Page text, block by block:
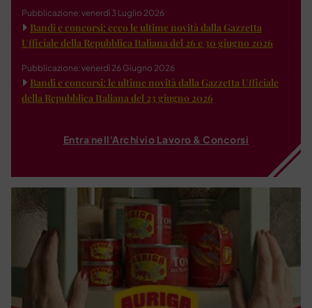
Pubblicazione: venerdì 3 Luglio 2026
Bandi e concorsi: ecco le ultime novità dalla Gazzetta
Ufficiale della Repubblica Italiana del 26 e 30 giugno 2026
Pubblicazione: venerdì 26 Giugno 2026
Bandi e concorsi: le ultime novità dalla Gazzetta Ufficiale
della Repubblica Italiana del 23 giugno 2026
Entra nell'Archivio Lavoro & Concorsi